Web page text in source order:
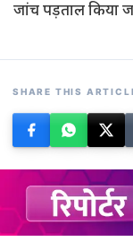
जांच पड़ताल किया
SHARE THIS